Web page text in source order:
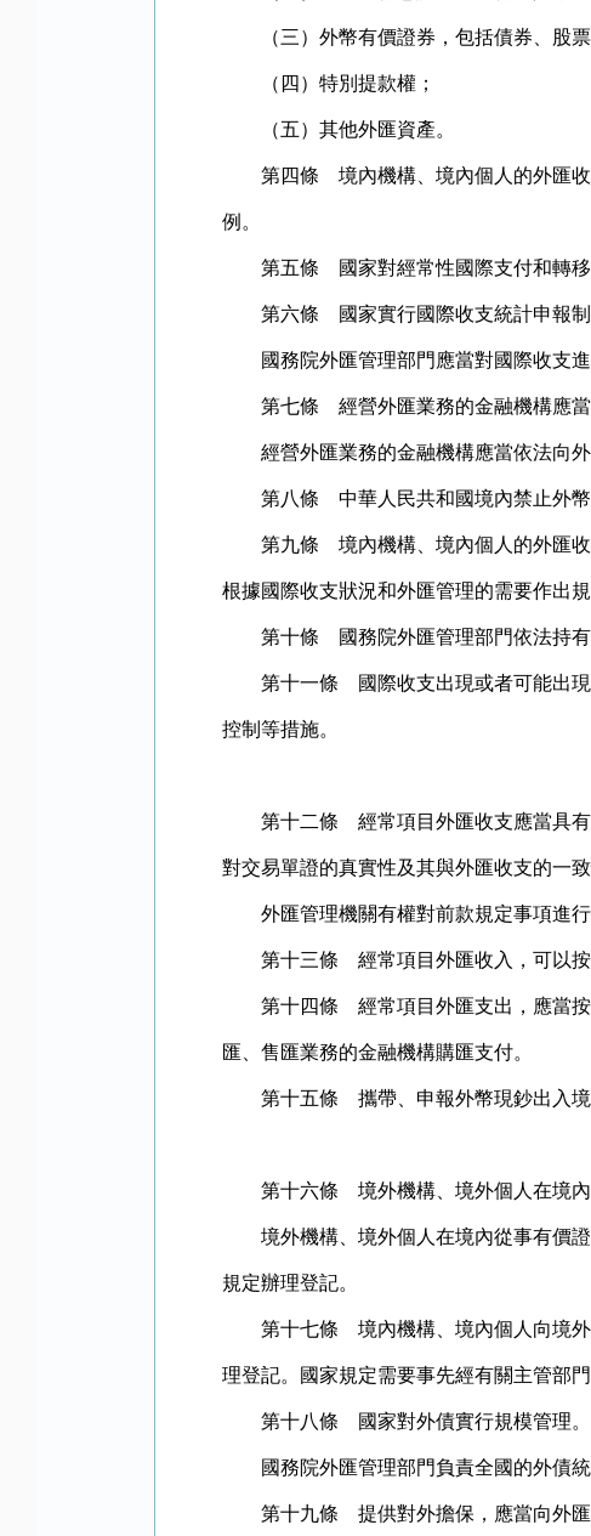
（三）外幣有價證券，包括債券、股票
（四）特別提款權；
（五）其他外匯資產。
第四條 境內機構、境內個人的外匯收
例。
第五條 國家對經常性國際支付和轉移
第六條 國家實行國際收支統計申報制
國務院外匯管理部門應當對國際收支進
第七條 經營外匯業務的金融機構應當按
經營外匯業務的金融機構應當依法向外
第八條 中華人民共和國境內禁止外幣
第九條 境內機構、境內個人的外匯收
根據國際收支狀況和外匯管理的需要作出規
第十條 國務院外匯管理部門依法持有
第十一條 國際收支出現或者可能出現嚴
控制等措施。
第十二條 經常項目外匯收支應當具有真
對交易單證的真實性及其與外匯收支的一致
外匯管理機關有權對前款規定事項進行
第十三條 經常項目外匯收入，可以按
第十四條 經常項目外匯支出，應當按
匯、售匯業務的金融機構購匯支付。
第十五條 攜帶、申報外幣現鈔出入境
第十六條 境外機構、境外個人在境內
境外機構、境外個人在境內從事有價證
規定辦理登記。
第十七條 境內機構、境內個人向境外
理登記。國家規定需要事先經有關主管部
第十八條 國家對外債實行規模管理。借
國務院外匯管理部門負責全國的外債統
第十九條 提供對外擔保，應當向外匯管